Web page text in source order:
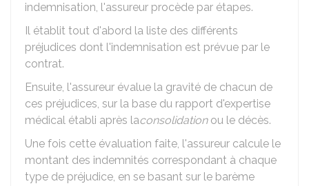
indemnisation, l'assureur procède par étapes.
Il établit tout d'abord la liste des différents
préjudices dont l'indemnisation est prévue par le
contrat.
Ensuite, l'assureur évalue la gravité de chacun de
ces préjudices, sur la base du rapport d'expertise
médical établi après laconsolidationou le décès.
Une fois cette évaluation faite, l'assureur calcule le
montant des indemnités correspondant à chaque
type de préjudice, en se basant sur le barème